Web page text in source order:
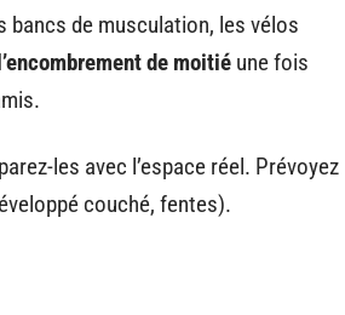
de musculation, les vélos
de moitié une fois
les avec l’espace réel. Prévoyez
couché, fentes).